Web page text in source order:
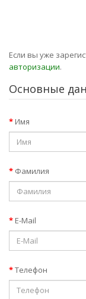
Если вы уже
авторизации.
Основные
Имя
Фамилия
E-Mail
Телефон